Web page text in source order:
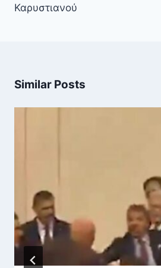
Καρυστιανού
Similar Posts